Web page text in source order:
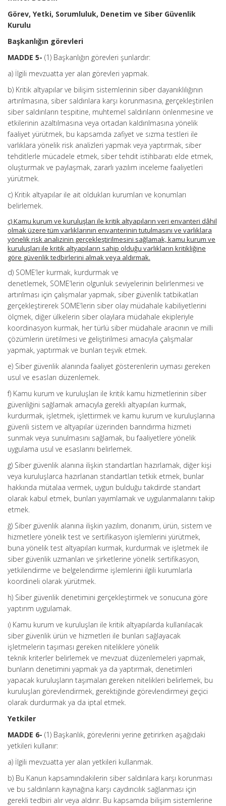
Görev, Yetki, Sorumluluk, Denetim ve Siber Güvenlik
Kurulu
Başkanlığın görevleri
MADDE 5- (1) Başkanlığın görevleri şunlardır:
a) İlgili mevzuatta yer alan görevleri yapmak.
b) Kritik altyapılar ve bilişim sistemlerinin siber dayanıklılığının
artırılmasına, siber saldırılara karşı korunmasına, gerçekleştirilen
siber saldırıların tespitine, muhtemel saldırıların önlenmesine ve
etkilerinin azaltılmasına veya ortadan kaldırılmasına yönelik
faaliyet yürütmek, bu kapsamda zafiyet ve sızma testleri ile
varlıklara yönelik risk analizleri yapmak veya yaptırmak, siber
tehditlerle mücadele etmek, siber tehdit istihbaratı elde etmek,
oluşturmak ve paylaşmak, zararlı yazılım inceleme faaliyetleri
yürütmek.
c) Kritik altyapılar ile ait oldukları kurumları ve konumları
belirlemek.
ç) Kamu kurum ve kuruluşları ile kritik altyapıların veri envanteri dâhil
olmak üzere tüm varlıklarının envanterinin tutulmasını ve varlıklara
yönelik risk analizinin gerçekleştirilmesini sağlamak, kamu kurum ve
kuruluşları ile kritik altyapıların sahip olduğu varlıkların kritikliğine
göre güvenlik tedbirlerini almak veya aldırmak.
d) SOME’ler kurmak, kurdurmak ve
denetlemek, SOME’lerin olgunluk seviyelerinin belirlenmesi ve
artırılması için çalışmalar yapmak, siber güvenlik tatbikatları
gerçekleştirerek SOME’lerin siber olay müdahale kabiliyetlerini
ölçmek, diğer ülkelerin siber olaylara müdahale ekipleriyle
koordinasyon kurmak, her türlü siber müdahale aracının ve milli
çözümlerin üretilmesi ve geliştirilmesi amacıyla çalışmalar
yapmak, yaptırmak ve bunları teşvik etmek.
e) Siber güvenlik alanında faaliyet gösterenlerin uyması gereken
usul ve esasları düzenlemek.
f) Kamu kurum ve kuruluşları ile kritik kamu hizmetlerinin siber
güvenliğini sağlamak amacıyla gerekli altyapıları kurmak,
kurdurmak, işletmek, işlettirmek ve kamu kurum ve kuruluşlarına
güvenli sistem ve altyapılar üzerinden barındırma hizmeti
sunmak veya sunulmasını sağlamak, bu faaliyetlere yönelik
uygulama usul ve esaslarını belirlemek.
g) Siber güvenlik alanına ilişkin standartları hazırlamak, diğer kişi
veya kuruluşlarca hazırlanan standartları tetkik etmek, bunlar
hakkında mütalaa vermek, uygun bulduğu takdirde standart
olarak kabul etmek, bunları yayımlamak ve uygulanmalarını takip
etmek.
ğ) Siber güvenlik alanına ilişkin yazılım, donanım, ürün, sistem ve
hizmetlere yönelik test ve sertifikasyon işlemlerini yürütmek,
buna yönelik test altyapıları kurmak, kurdurmak ve işletmek ile
siber güvenlik uzmanları ve şirketlerine yönelik sertifikasyon,
yetkilendirme ve belgelendirme işlemlerini ilgili kurumlarla
koordineli olarak yürütmek.
h) Siber güvenlik denetimini gerçekleştirmek ve sonucuna göre
yaptırım uygulamak.
ı) Kamu kurum ve kuruluşları ile kritik altyapılarda kullanılacak
siber güvenlik ürün ve hizmetleri ile bunları sağlayacak
işletmelerin taşıması gereken niteliklere yönelik
teknik kriterler belirlemek ve mevzuat düzenlemeleri yapmak,
bunların denetimini yapmak ya da yaptırmak, denetimleri
yapacak kuruluşların taşımaları gereken nitelikleri belirlemek, bu
kuruluşları görevlendirmek, gerektiğinde görevlendirmeyi geçici
olarak durdurmak ya da iptal etmek.
Yetkiler
MADDE 6- (1) Başkanlık, görevlerini yerine getirirken aşağıdaki
yetkileri kullanır:
a) İlgili mevzuatta yer alan yetkileri kullanmak.
b) Bu Kanun kapsamındakilerin siber saldırılara karşı korunması
ve bu saldırıların kaynağına karşı caydırıcılık sağlanması için
gerekli tedbiri alır veya aldırır. Bu kapsamda bilişim sistemlerine